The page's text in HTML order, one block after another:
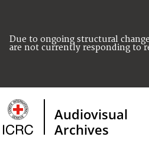
Due to ongoing structural
are not currently responding to
Audiovisual
Archives